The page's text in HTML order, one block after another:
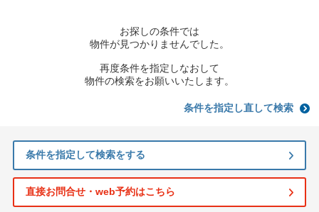
お探しの条件では
物件が見つかりませんでした。
再度条件を指定しなおして
物件の検索をお願いいたします。
条件を指定し直して検索
条件を指定して検索をする
直接お問合せ・web予約はこちら